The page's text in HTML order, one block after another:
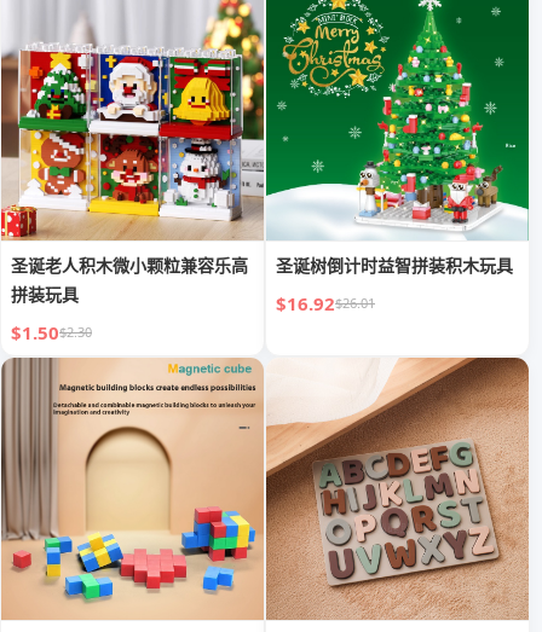
圣诞老人积木微小颗粒兼容乐高
拼装玩具
$1.50$2.30
圣诞树倒计时益智拼装积木玩具
$16.92$26.01